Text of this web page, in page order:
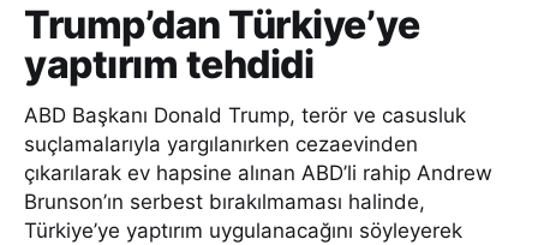
Trump’dan Türkiye’ye
yaptırım tehdidi
ABD Başkanı Donald Trump, terör ve casusluk
suçlamalarıyla yargılanırken cezaevinden
çıkarılarak ev hapsine alınan ABD’li rahip Andrew
Brunson’ın serbest bırakılmaması halinde,
Türkiye’ye yaptırım uygulanacağını söyleyerek